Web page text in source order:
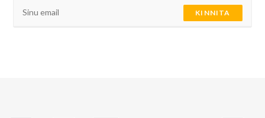
KINNITA